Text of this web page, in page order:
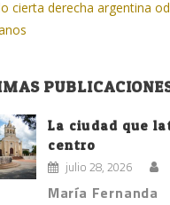
cierta derecha argentina
La ciudad que
centro
julio 28, 2026
María Fernanda